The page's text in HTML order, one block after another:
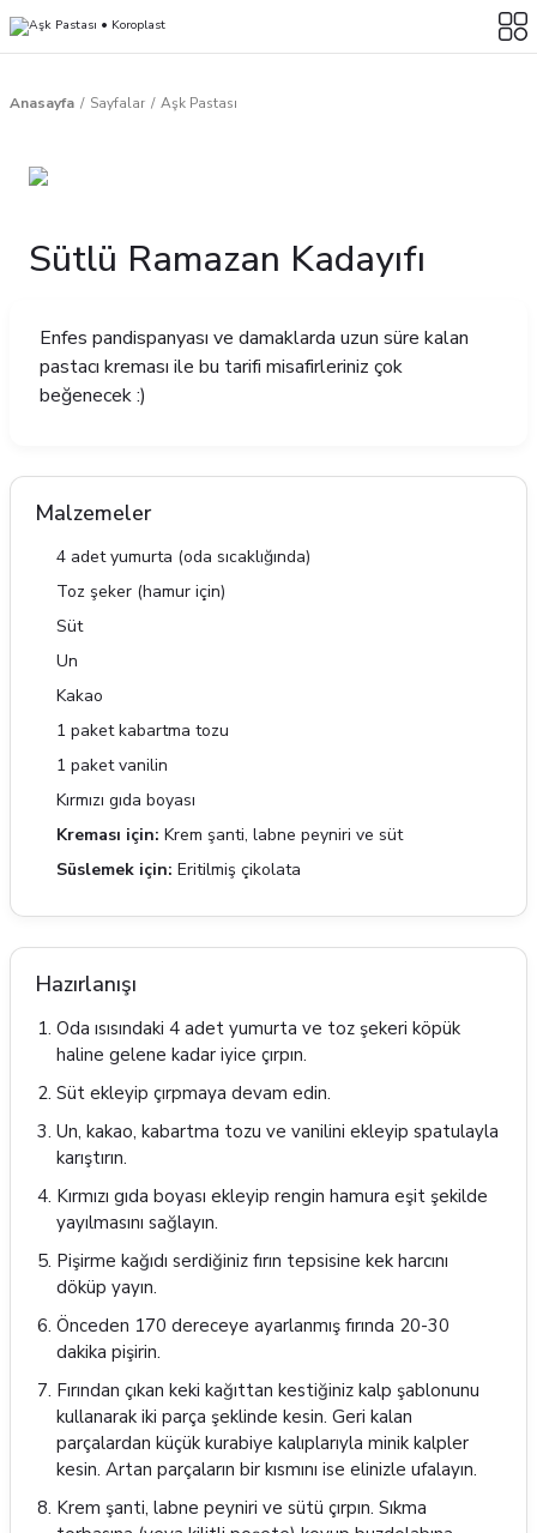
Anasayfa Sayfalar Aşk Pastası
Sütlü Ramazan Kadayıfı
Enfes pandispanyası ve damaklarda uzun süre kalan
pastacı kreması ile bu tarifi misafirleriniz çok
beğenecek :)
Malzemeler
4 adet yumurta (oda sıcaklığında)
Toz şeker (hamur için)
Süt
Un
Kakao
1 paket kabartma tozu
1 paket vanilin
Kırmızı gıda boyası
Kreması için: Krem şanti, labne peyniri ve süt
Süslemek için: Eritilmiş çikolata
Hazırlanışı
Oda ısısındaki 4 adet yumurta ve toz şekeri köpük
haline gelene kadar iyice çırpın.
Süt ekleyip çırpmaya devam edin.
Un, kakao, kabartma tozu ve vanilini ekleyip spatulayla
karıştırın.
Kırmızı gıda boyası ekleyip rengin hamura eşit şekilde
yayılmasını sağlayın.
Pişirme kağıdı serdiğiniz fırın tepsisine kek harcını
döküp yayın.
Önceden 170 dereceye ayarlanmış fırında 20-30
dakika pişirin.
Fırından çıkan keki kağıttan kestiğiniz kalp şablonunu
kullanarak iki parça şeklinde kesin. Geri kalan
parçalardan küçük kurabiye kalıplarıyla minik kalpler
kesin. Artan parçaların bir kısmını ise elinizle ufalayın.
Krem şanti, labne peyniri ve sütü çırpın. Sıkma